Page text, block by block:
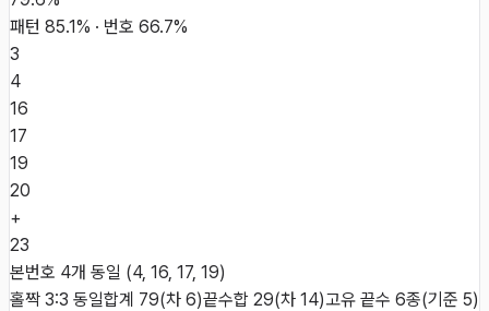
패턴 85.1% · 번호 66.7%
3
4
16
17
19
20
+
23
본번호 4개 동일 (4, 16, 17, 19)
홀짝 3:3 동일합계 79(차 6)끝수합 29(차 14)고유 끝수 6종(기준 5)